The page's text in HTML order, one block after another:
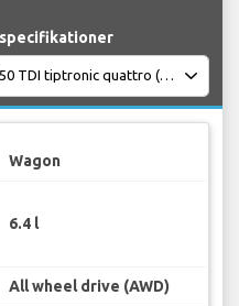
Wagon
6.4 l
All wheel drive (AWD)